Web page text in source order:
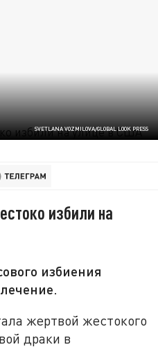
SVETLANA VOZMILOVA/GLOBAL LOOK PRESS
избили на
избиения
жертвой жестокого
драки в